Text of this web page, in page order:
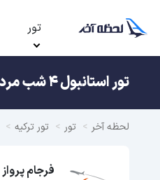
تور
تور استانبول 4 شب مرداد
لحظه آخر تور تور ترکیه
فرجام پرواز